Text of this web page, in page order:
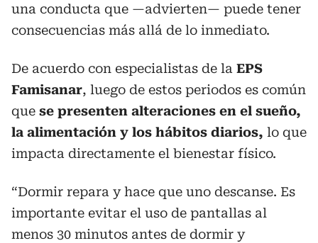
una conducta que —advierten— puede tener
consecuencias más allá de lo inmediato.
De acuerdo con especialistas de la EPS
Famisanar, luego de estos periodos es común
que se presenten alteraciones en el sueño,
la alimentación y los hábitos diarios, lo que
impacta directamente el bienestar físico.
“Dormir repara y hace que uno descanse. Es
importante evitar el uso de pantallas al
menos 30 minutos antes de dormir y